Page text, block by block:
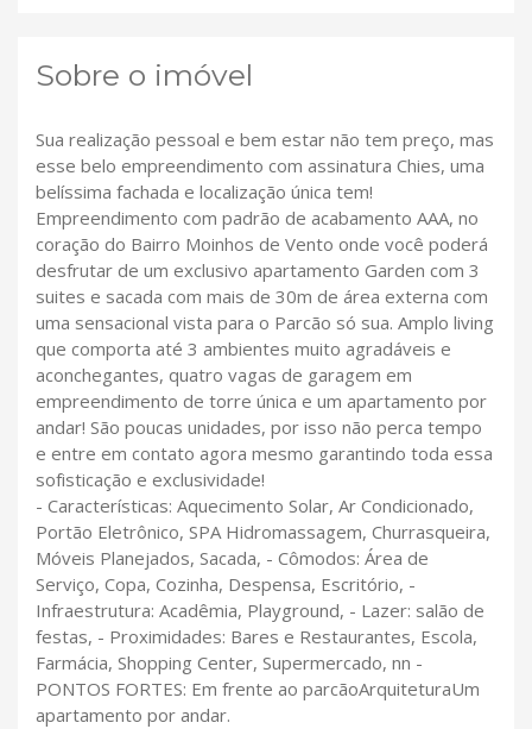
Sobre o imóvel
Sua realização pessoal e bem estar não tem preço, mas
esse belo empreendimento com assinatura Chies, uma
belíssima fachada e localização única tem!
Empreendimento com padrão de acabamento AAA, no
coração do Bairro Moinhos de Vento onde você poderá
desfrutar de um exclusivo apartamento Garden com 3
suites e sacada com mais de 30m de área externa com
uma sensacional vista para o Parcão só sua. Amplo living
que comporta até 3 ambientes muito agradáveis e
aconchegantes, quatro vagas de garagem em
empreendimento de torre única e um apartamento por
andar! São poucas unidades, por isso não perca tempo
e entre em contato agora mesmo garantindo toda essa
sofisticação e exclusividade!
- Características: Aquecimento Solar, Ar Condicionado,
Portão Eletrônico, SPA Hidromassagem, Churrasqueira,
Móveis Planejados, Sacada, - Cômodos: Área de
Serviço, Copa, Cozinha, Despensa, Escritório, -
Infraestrutura: Acadêmia, Playground, - Lazer: salão de
festas, - Proximidades: Bares e Restaurantes, Escola,
Farmácia, Shopping Center, Supermercado, nn -
PONTOS FORTES: Em frente ao parcãoArquiteturaUm
apartamento por andar.